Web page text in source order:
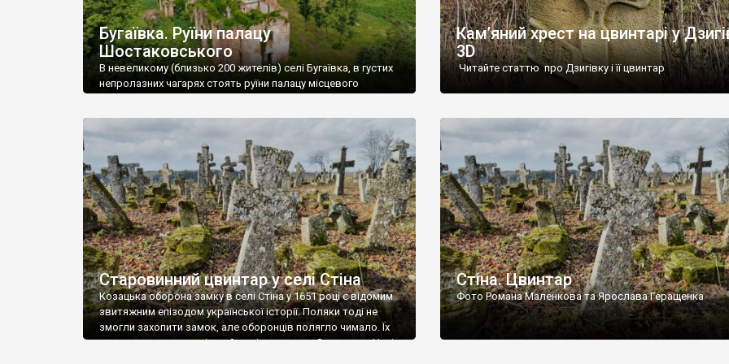
Бугаївка. Руїни палацу
Шостаковського
В невеликому (близько 200 жителів) селі Бугаївка, в густих
непролазних чагарях стоять руїни палацу місцевого
потім клуб, ще пізніше – гуртожиток. У 60-х роках минулого
століття тут розмістили туберкульозну лікарню. Коли із
палацу виїхала лікарня – ми точно не […]
Кам’яний хрест на цвинтарі у
3D
Читайте статтю про Дзигівку і її цвинтар
Старовинний цвинтар у селі Стіна
Козацька оборона замку в селі Стіна у 1651 році є відомим
звитяжним епізодом української історії. Поляки тоді не
змогли захопити замок, але оборонців полягло чимало. Їх
поховали на цвинтарі, який тоді називався Замковим. Нині
Стіна. Цвинтар
Фото Романа Маленкова та Ярослава Геращенка